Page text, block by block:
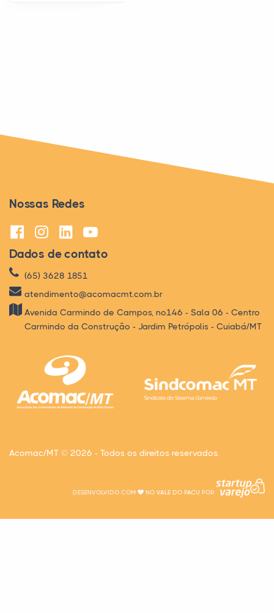
Nossas Redes
Dados de contato
(65) 3628 1851
atendimento@acomacmt.com.br
Avenida Carmindo de Campos, nº146 - Sala 06 - Centro
Carmindo da Construção - Jardim Petrópolis - Cuiabá/MT
Acomac/MT © 2026 - Todos os direitos reservados.
DESENVOLVIDO COM NO VALE DO PACU POR